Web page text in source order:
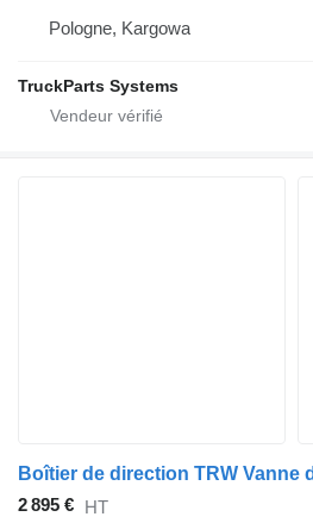
Pologne, Kargowa
TruckParts Systems
2 895 € HT